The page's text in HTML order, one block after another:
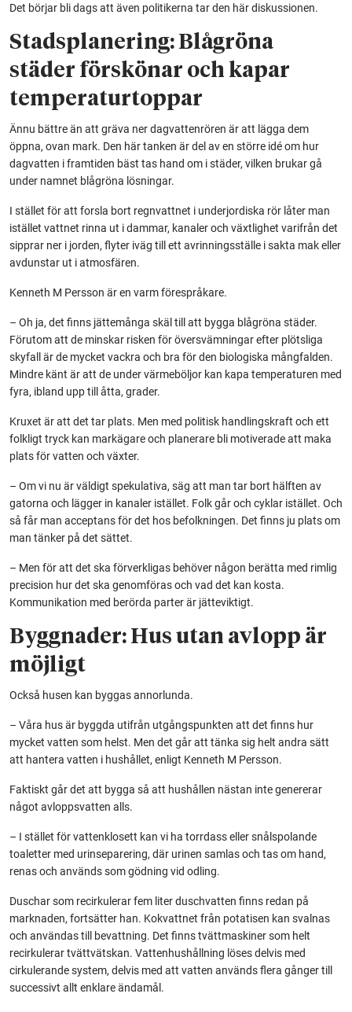
Det börjar bli dags att även politikerna tar den här diskussionen.
Stadsplanering: Blågröna
städer förskönar och kapar
temperaturtoppar
Ännu bättre än att gräva ner dagvattenrören är att lägga dem
öppna, ovan mark. Den här tanken är del av en större idé om hur
dagvatten i framtiden bäst tas hand om i städer, vilken brukar gå
under namnet blågröna lösningar.
I stället för att forsla bort regnvattnet i underjordiska rör låter man
istället vattnet rinna ut i dammar, kanaler och växtlighet varifrån det
sipprar ner i jorden, flyter iväg till ett avrinningsställe i sakta mak eller
avdunstar ut i atmosfären.
Kenneth M Persson är en varm förespråkare.
– Oh ja, det finns jättemånga skäl till att bygga blågröna städer.
Förutom att de minskar risken för översvämningar efter plötsliga
skyfall är de mycket vackra och bra för den biologiska mångfalden.
Mindre känt är att de under värmeböljor kan kapa temperaturen med
fyra, ibland upp till åtta, grader.
Kruxet är att det tar plats. Men med politisk handlingskraft och ett
folkligt tryck kan markägare och planerare bli motiverade att maka
plats för vatten och växter.
– Om vi nu är väldigt spekulativa, säg att man tar bort hälften av
gatorna och lägger in kanaler istället. Folk går och cyklar istället. Och
så får man acceptans för det hos befolkningen. Det finns ju plats om
man tänker på det sättet.
– Men för att det ska förverkligas behöver någon berätta med rimlig
precision hur det ska genomföras och vad det kan kosta.
Kommunikation med berörda parter är jätteviktigt.
Byggnader: Hus utan avlopp är
möjligt
Också husen kan byggas annorlunda.
– Våra hus är byggda utifrån utgångspunkten att det finns hur
mycket vatten som helst. Men det går att tänka sig helt andra sätt
att hantera vatten i hushållet, enligt Kenneth M Persson.
Faktiskt går det att bygga så att hushållen nästan inte genererar
något avloppsvatten alls.
– I stället för vattenklosett kan vi ha torrdass eller snålspolande
toaletter med urinseparering, där urinen samlas och tas om hand,
renas och används som gödning vid odling.
Duschar som recirkulerar fem liter duschvatten finns redan på
marknaden, fortsätter han. Kokvattnet från potatisen kan svalnas
och användas till bevattning. Det finns tvättmaskiner som helt
recirkulerar tvättvätskan. Vattenhushållning löses delvis med
cirkulerande system, delvis med att vatten används flera gånger till
successivt allt enklare ändamål.